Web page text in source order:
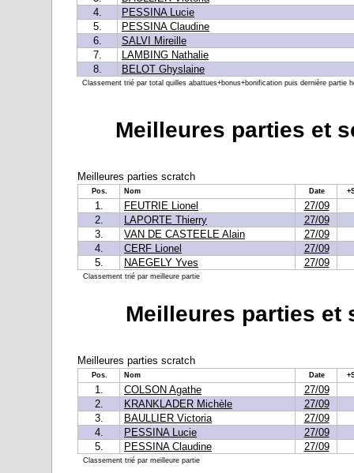
4.
PESSINA Lucie
5.
PESSINA Claudine
6.
SALVI Mireille
7.
LAMBING Nathalie
8.
BELOT Ghyslaine
Classement trié par total quilles abattues+bonus+bonification puis dernière partie
Meilleures parties et
Meilleures parties scratch
Pos. Nom Date
1. FEUTRIE Lionel
27/09
2.
LAPORTE Thierry
27/09
3.
VAN DE CASTEELE Alain
27/09
4.
CERF Lionel
27/09
5.
NAEGELY Yves 27/09
Classement trié par meilleure partie
Meilleures parties et
Meilleures parties scratch
Pos. Nom Date
1. COLSON Agathe
27/09
2.
KRANKLADER Michèle
27/09
3.
BAULLIER Victoria
27/09
4.
PESSINA Lucie
27/09
5.
PESSINA Claudine 27/09
Classement trié par meilleure partie